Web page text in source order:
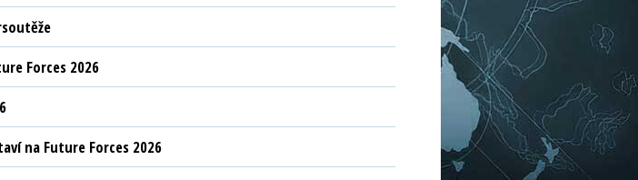
Forces 2026
na Future Forces 2026